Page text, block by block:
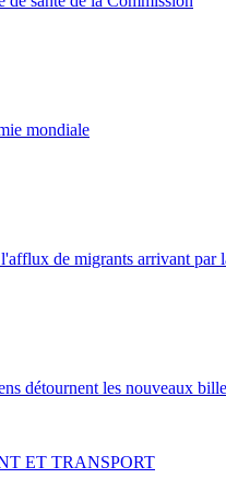
mondiale
de migrants arrivant par
détournent les nouveaux
ET TRANSPORT